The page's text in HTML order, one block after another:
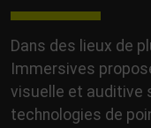
Dans des lieux de
Immersives
visuelle et auditive
technologies de